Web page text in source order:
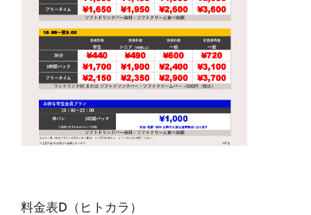
料金表D（ヒトカラ）